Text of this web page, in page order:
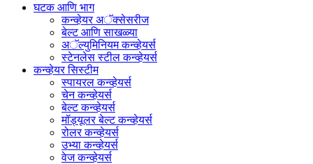
घटक आणि भाग
कन्व्हेयर अॅक्सेसरीज
बेल्ट आणि साखळ्या
अॅल्युमिनियम कन्व्हेयर्स
स्टेनलेस स्टील कन्व्हेयर्स
कन्व्हेयर सिस्टीम
स्पायरल कन्व्हेयर्स
चेन कन्व्हेयर्स
बेल्ट कन्व्हेयर्स
मॉड्यूलर बेल्ट कन्व्हेयर्स
रोलर कन्व्हेयर्स
उभ्या कन्व्हेयर्स
वेज कन्व्हेयर्स